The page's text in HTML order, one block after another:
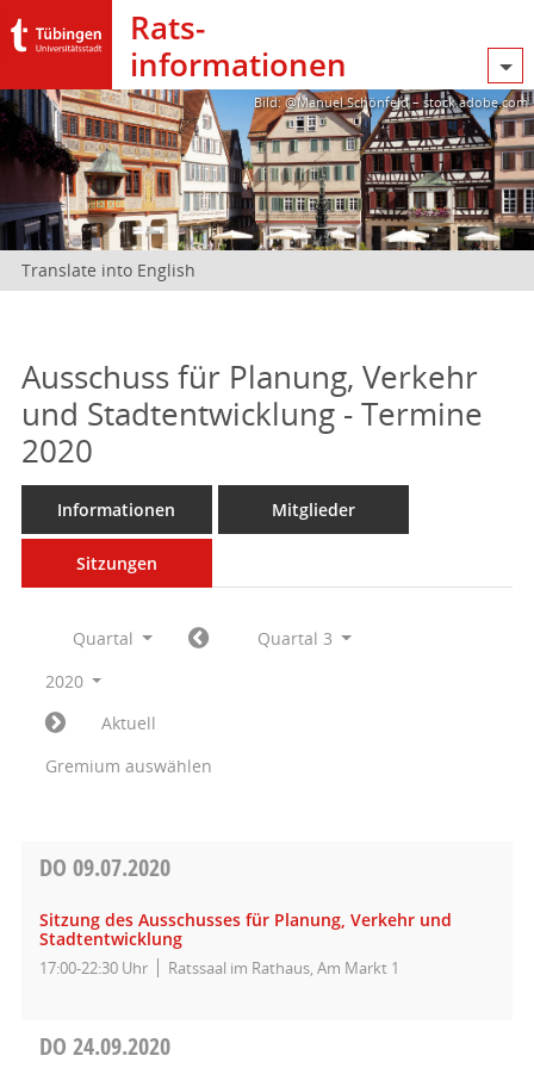
Rats­
informationen
Bild: @Manuel Schönfeld – stock.adobe.com
Translate into English
Ausschuss für Planung, Verkehr
und Stadtentwicklung - Termine
2020
Informationen Mitglieder
Sitzungen
Quartal
Quartal 3
2020
Aktuell
Gremium auswählen
DO 09.07.2020
Sitzung des Ausschusses für Planung, Verkehr und
Stadtentwicklung
17:00-22:30 Uhr Ratssaal im Rathaus, Am Markt 1
DO 24.09.2020